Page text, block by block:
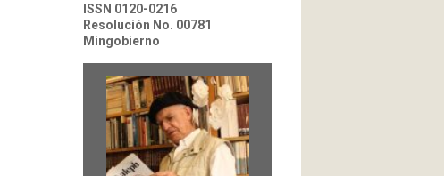
ISSN 0120-0216
Resolución No. 00781
Mingobierno